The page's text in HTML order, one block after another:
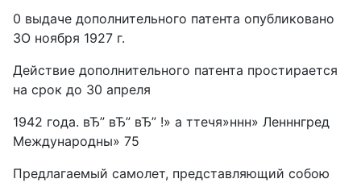
0 выдаче дополнительного патента опубликовано
ЗО ноября 1927 г.
Действие дополнительного патента простирается
на срок до 30 апреля
1942 года. вЂ” вЂ” вЂ” !» а ттечя»ннн» Ленннгред
Международны» 75
Предлагаемый самолет, представляющий собою